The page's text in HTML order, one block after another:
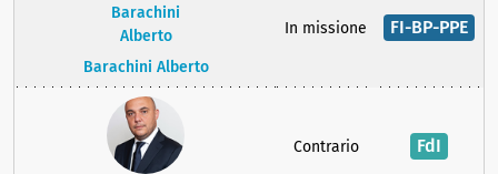
Barachini Alberto
In missione FI-BP-PPE
Contrario FdI